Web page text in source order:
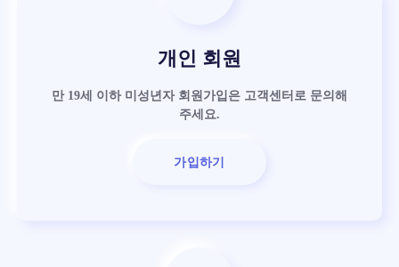
개인 회원
만 19세 이하 미성년자 회원가입은 고객센터로 문의해
주세요.
가입하기